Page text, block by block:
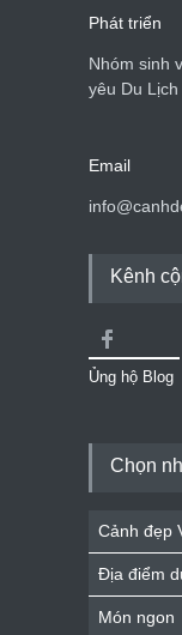
Phát triển
Nhóm sinh
yêu Du Lịch
Email
Kênh
Ủng hộ Blog
Chọn
Cảnh đẹp
Địa điểm
Món ngon